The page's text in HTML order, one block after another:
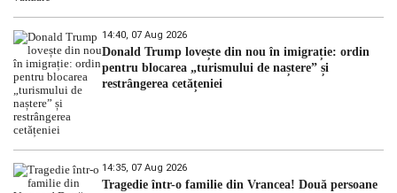
14:40, 07 Aug 2026
Donald Trump lovește din nou în imigrație: ordin
pentru blocarea „turismului de naștere” și
restrângerea cetățeniei
14:35, 07 Aug 2026
Tragedie într-o familie din Vrancea! Două persoane